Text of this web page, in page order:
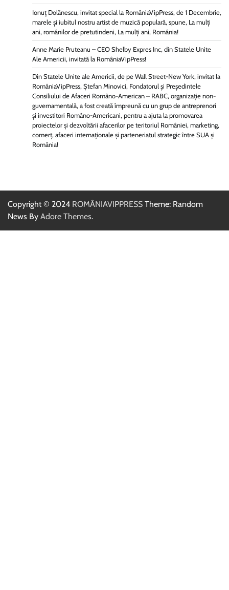
Ionuț Dolănescu, invitat special la RomâniaVipPress, de 1 Decembrie,
marele și iubitul nostru artist de muzică populară, spune, La mulți
ani, românilor de pretutindeni, La mulți ani, România!
Anne Marie Pruteanu – CEO Shelby Expres Inc, din Statele Unite
Ale Americii, invitată la RomâniaVipPress!
Din Statele Unite ale Americii, de pe Wall Street-New York, invitat la
RomâniaVipPress, Ștefan Minovici, Fondatorul și Președintele
Consiliului de Afaceri Româno-American – RABC, organizație non-
guvernamentală, a fost creată împreună cu un grup de antreprenori
și investitori Româno-Americani, pentru a ajuta la promovarea
proiectelor și dezvoltării afacerilor pe teritoriul României, marketing,
comerț, afaceri internaționale și parteneriatul strategic între SUA și
România!
Copyright © 2024 ROMÂNIAVIPPRESS Theme: Random
News By Adore Themes.